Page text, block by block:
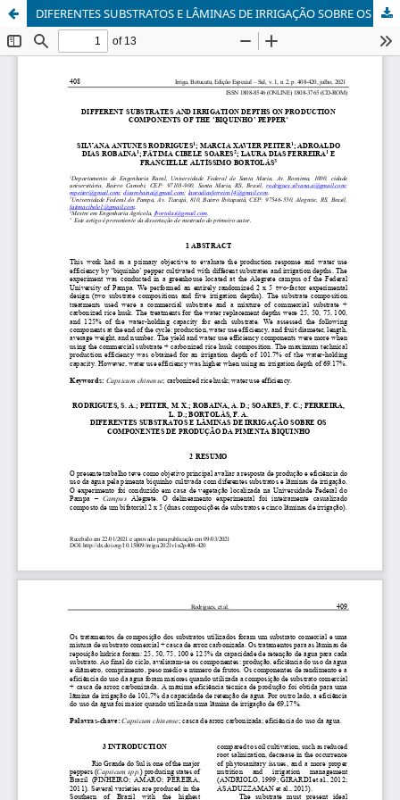
DIFERENTES SUBSTRATOS E LÂMINAS DE IRRIGAÇÃO SOBRE OS COMPONENTES DE PRODUÇÃO DA PIMENTA BIQUINHO